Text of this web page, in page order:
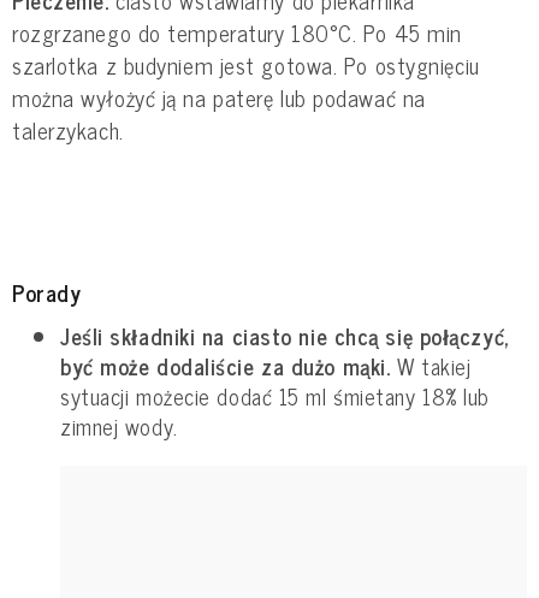
rozgrzanego do temperatury 180°C. Po 45 min
szarlotka z budyniem jest gotowa. Po ostygnięciu
można wyłożyć ją na paterę lub podawać na
talerzykach.
Porady
Jeśli składniki na ciasto nie chcą się połączyć,
być może dodaliście za dużo mąki. W takiej
sytuacji możecie dodać 15 ml śmietany 18% lub
zimnej wody.